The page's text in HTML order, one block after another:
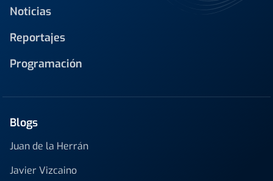
Noticias
Reportajes
Programación
Blogs
Juan de la Herrán
Javier Vizcaino